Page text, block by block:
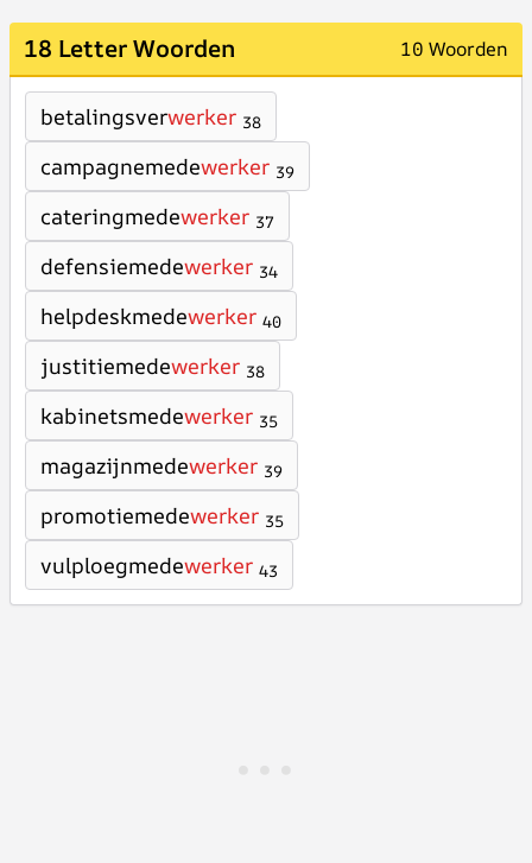
18 Letter Woorden 10 Woorden
betalingsverwerker 38
campagnemedewerker 39
cateringmedewerker 37
defensiemedewerker 34
helpdeskmedewerker 40
justitiemedewerker 38
kabinetsmedewerker 35
magazijnmedewerker 39
promotiemedewerker 35
vulploegmedewerker 43